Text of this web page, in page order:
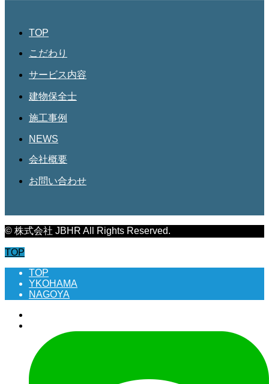
TOP
こだわり
サービス内容
建物保全士
施工事例
NEWS
会社概要
お問い合わせ
© 株式会社 JBHR All Rights Reserved.
TOP
TOP
YKOHAMA
NAGOYA